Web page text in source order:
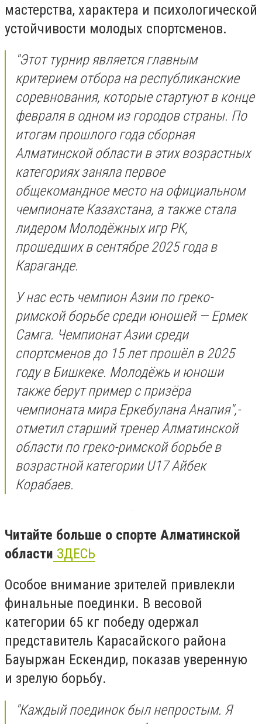
мастерства, характера и психологической
устойчивости молодых спортсменов.
"Этот турнир является главным
критерием отбора на республиканские
соревнования, которые стартуют в конце
февраля в одном из городов страны. По
итогам прошлого года сборная
Алматинской области в этих возрастных
категориях заняла первое
общекомандное место на официальном
чемпионате Казахстана, а также стала
лидером Молодёжных игр РК,
прошедших в сентябре 2025 года в
Караганде.
У нас есть чемпион Азии по греко-
римской борьбе среди юношей — Ермек
Самга. Чемпионат Азии среди
спортсменов до 15 лет прошёл в 2025
году в Бишкеке. Молодёжь и юноши
также берут пример с призёра
чемпионата мира Еркебулана Анапия",-
отметил старший тренер Алматинской
области по греко-римской борьбе в
возрастной категории U17 Айбек
Корабаев.
Читайте больше о спорте Алматинской
области ЗДЕСЬ
Особое внимание зрителей привлекли
финальные поединки. В весовой
категории 65 кг победу одержал
представитель Карасайского района
Бауыржан Ескендир, показав уверенную
и зрелую борьбу.
"Каждый поединок был непростым. Я